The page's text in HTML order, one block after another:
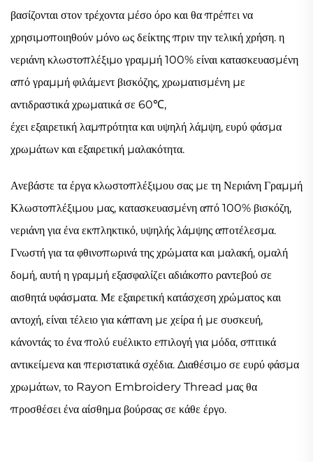
βασίζονται στον τρέχοντα μέσο όρο και θα πρέπει να
χρησιμοποιηθούν μόνο ως δείκτης πριν την τελική χρήση. η
νεριάνη κλωστοπλέξιμο γραμμή 100% είναι κατασκευασμένη
από γραμμή φιλάμεντ βισκόζης, χρωματισμένη με
αντιδραστικά χρωματικά σε 60℃,
έχει εξαιρετική λαμπρότητα και υψηλή λάμψη, ευρύ φάσμα
χρωμάτων και εξαιρετική μαλακότητα.
Ανεβάστε τα έργα κλωστοπλέξιμου σας με τη Νεριάνη Γραμμή
Κλωστοπλέξιμου μας, κατασκευασμένη από 100% βισκόζη,
νεριάνη για ένα εκπληκτικό, υψηλής λάμψης αποτέλεσμα.
Γνωστή για τα φθινοπωρινά της χρώματα και μαλακή, ομαλή
δομή, αυτή η γραμμή εξασφαλίζει αδιάκοπο ραντεβού σε
αισθητά υφάσματα. Με εξαιρετική κατάσχεση χρώματος και
αντοχή, είναι τέλειο για κάπανη με χείρα ή με συσκευή,
κάνοντάς το ένα πολύ ευέλικτο επιλογή για μόδα, σπιτικά
αντικείμενα και περιστατικά σχέδια. Διαθέσιμο σε ευρύ φάσμα
χρωμάτων, το Rayon Embroidery Thread μας θα
προσθέσει ένα αίσθημα βούρσας σε κάθε έργο.